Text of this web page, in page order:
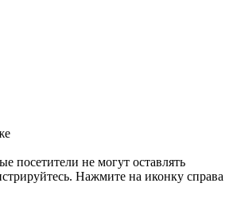
посетители не могут оставлять
Нажмите на иконку справа